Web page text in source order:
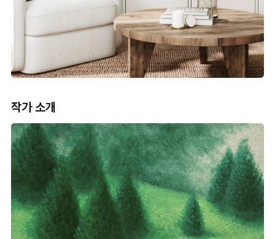
작가 소개